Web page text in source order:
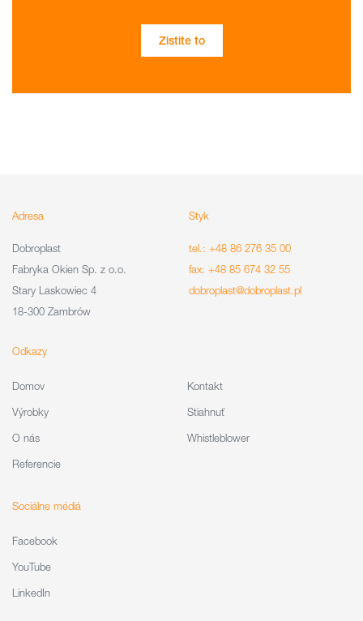
Zistite to
Adresa
Dobroplast
Fabryka Okien Sp. z o.o.
Stary Laskowiec 4
18-300 Zambrów
Styk
tel.: +48 86 276 35 00
fax: +48 85 674 32 55
dobroplast@dobroplast.pl
Odkazy
Domov
Výrobky
O nás
Referencie
Kontakt
Stiahnuť
Whistleblower
Sociálne médiá
Facebook
YouTube
LinkedIn